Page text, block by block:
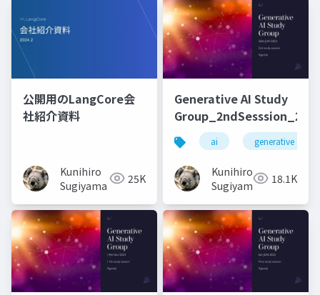
公開用のLangCore会
社紹介資料
Kunihiro
Sugiyama
25K
Generative AI Study
ai generative ai
Kunihiro
Sugiyama
18.1K